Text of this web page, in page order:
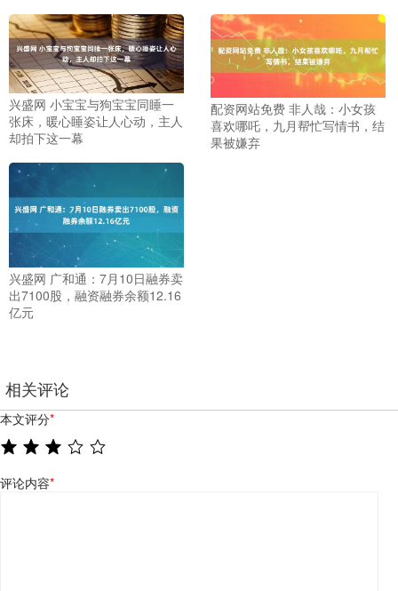
兴盛网 小宝宝与狗宝宝同睡一
张床，暖心睡姿让人心动，主人
却拍下这一幕
配资网站免费 非人哉：小女孩
喜欢哪吒，九月帮忙写情书，结
果被嫌弃
兴盛网 广和通：7月10日融券卖
出7100股，融资融券余额12.16
亿元
相关评论
本文评分*
评论内容*